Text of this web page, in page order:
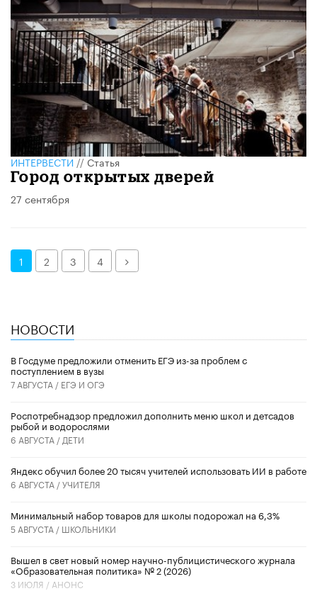
ИНТЕРВЕСТИ//Статья
Город открытых дверей
27 сентября
1 2 3 4 Далее
НОВОСТИ
В Госдуме предложили отменить ЕГЭ из-за проблем с
поступлением в вузы
7 АВГУСТА / ЕГЭ И ОГЭ
Роспотребнадзор предложил дополнить меню школ и детсадов
рыбой и водорослями
6 АВГУСТА / ДЕТИ
​Яндекс обучил более 20 тысяч учителей использовать ИИ в работе
6 АВГУСТА /УЧИТЕЛЯ
Минимальный набор товаров для школы подорожал на 6,3%
5 АВГУСТА / ШКОЛЬНИКИ
Вышел в свет новый номер научно-публицистического журнала
«Образовательная политика» № 2 (2026)
3 ИЮЛЯ / АНОНС